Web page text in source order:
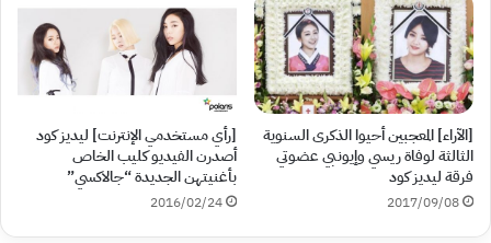
[الآراء] المعجبين أحيوا الذكرى السنوية
الثالثة لوفاة ريسي وإيونبي عضوتي
فرقة ليديز كود
2017/09/08
[رأي مستخدمي الإنترنت] ليديز كود
أصدرن الفيديو كليب الخاص
بأغنيتهن الجديدة “جالاكسي”
2016/02/24